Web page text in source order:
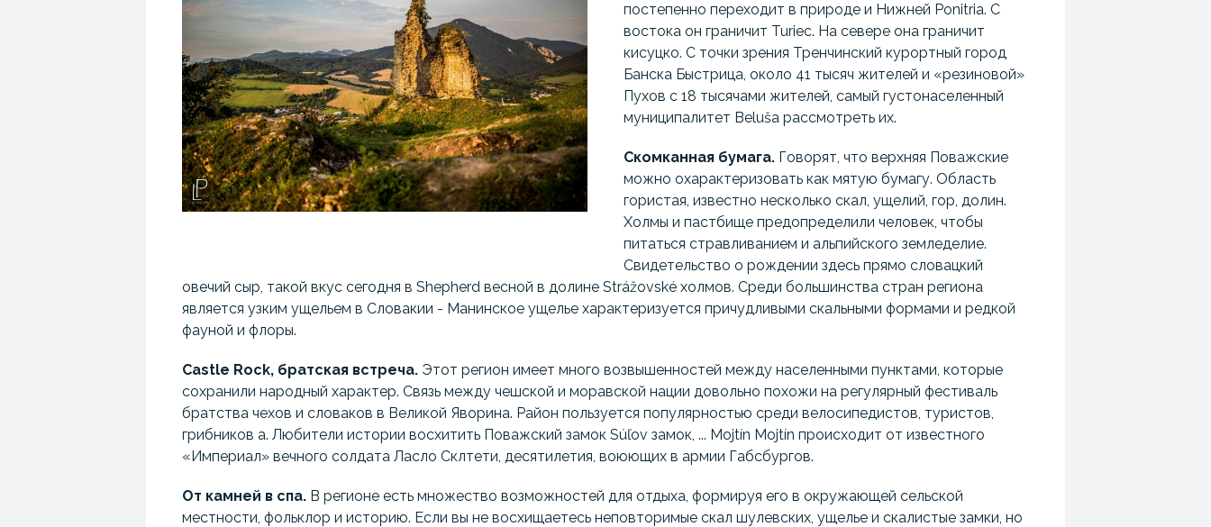
постепенно переходит в природе и Нижней Ponitria. С
востока он граничит Turiec. На севере она граничит
кисуцко. С точки зрения Тренчинский курортный город
Банска Быстрица, около 41 тысяч жителей и «резиновой»
Пухов с 18 тысячами жителей, самый густонаселенный
муниципалитет Beluša рассмотреть их.
Скомканная бумага. Говорят, что верхняя Поважские
можно охарактеризовать как мятую бумагу. Область
гористая, известно несколько скал, ущелий, гор, долин.
Холмы и пастбище предопределили человек, чтобы
питаться стравливанием и альпийского земледелие.
Свидетельство о рождении здесь прямо словацкий
овечий сыр, такой вкус сегодня в Shepherd весной в долине Strážovské холмов. Среди большинства стран региона
является узким ущельем в Словакии - Манинское ущелье характеризуется причудливыми скальными формами и редкой
фауной и флоры.
Castle Rock, братская встреча. Этот регион имеет много возвышенностей между населенными пунктами, которые
сохранили народный характер. Связь между чешской и моравской нации довольно похожи на регулярный фестиваль
братства чехов и словаков в Великой Яворина. Район пользуется популярностью среди велосипедистов, туристов,
грибников а. Любители истории восхитить Поважский замок Súľov замок, ... Mojtín Mojtín происходит от известного
«Империал» вечного солдата Ласло Склтети, десятилетия, воюющих в армии Габсбургов.
От камней в спа. В регионе есть множество возможностей для отдыха, формируя его в окружающей сельской
местности, фольклор и историю. Если вы не восхищаетесь неповторимые скал шулевских, ущелье и скалистые замки, но